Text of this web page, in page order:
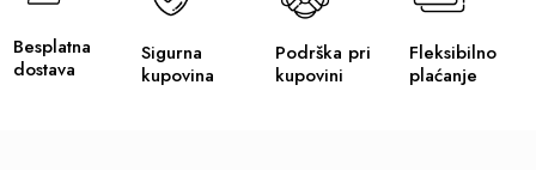
Besplatna
dostava
Sigurna
kupovina
Podrška pri
kupovini
Fleksibilno
plaćanje